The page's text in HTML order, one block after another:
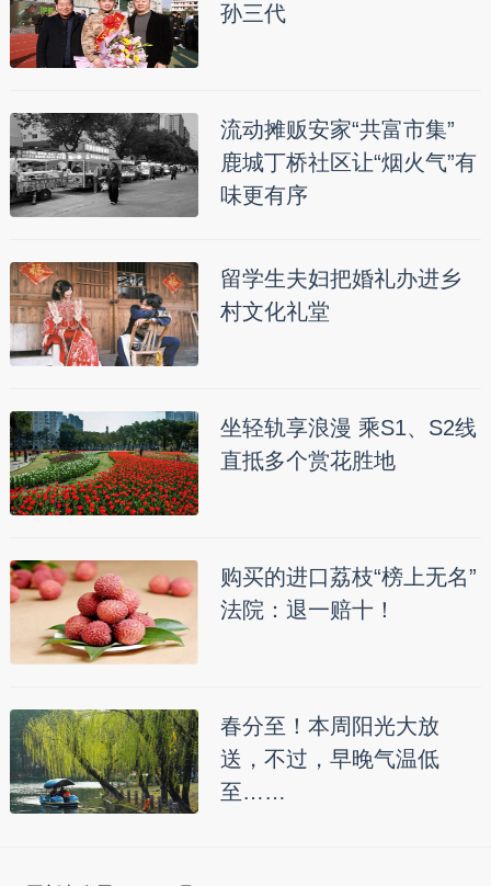
孙三代
流动摊贩安家“共富市集”
鹿城丁桥社区让“烟火气”有
味更有序
留学生夫妇把婚礼办进乡
村文化礼堂
坐轻轨享浪漫 乘S1、S2线
直抵多个赏花胜地
购买的进口荔枝“榜上无名”
法院：退一赔十！
春分至！本周阳光大放
送，不过，早晚气温低
至……